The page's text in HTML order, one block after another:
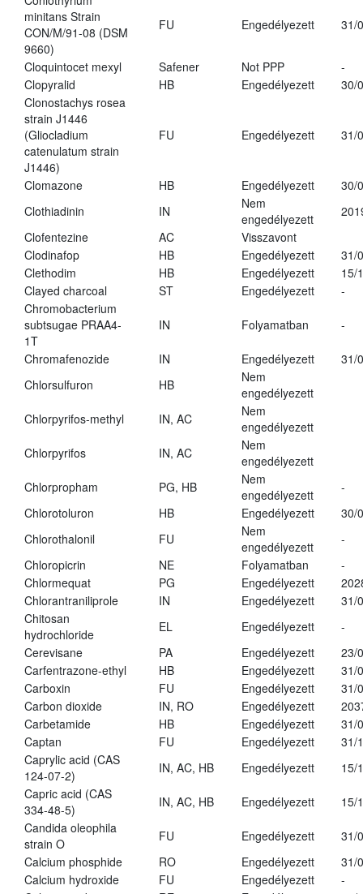
minitans Strain
CON/M/91-08 (DSM
9660)
FU Engedélyezett 31/
Cloquintocet mexyl Safener Not PPP
-
Clopyralid
HB Engedélyezett
30/
Clonostachys rosea
strain J1446
(Gliocladium
catenulatum strain
J1446)
FU Engedélyezett 31/
Clomazone HB Engedélyezett
30/
Clothiadinin
IN
Nem
engedélyezett
Clofentezine
AC
Visszavont
Clodinafop
HB Engedélyezett
31/
Clethodim
HB Engedélyezett
15/
Clayed charcoal
ST Engedélyezett
-
Chromobacterium
subtsugae PRAA4-
1T
IN Folyamatban -
Chromafenozide IN Engedélyezett
31/
Chlorsulfuron
HB
Nem
engedélyezett
Chlorpyrifos-methyl
IN, AC
Nem
engedélyezett
Chlorpyrifos
IN, AC
Nem
engedélyezett
Chlorpropham
PG, HB
Nem
engedélyezett
-
Chlorotoluron
HB Engedélyezett
30/
Chlorothalonil
FU
Nem
engedélyezett
-
Chloropicrin
NE Folyamatban
-
Chlormequat
PG Engedélyezett
Chlorantraniliprole
IN Engedélyezett
31/
Chitosan
hydrochloride
EL Engedélyezett
-
Cerevisane
PA Engedélyezett
23/
Carfentrazone-ethyl
HB Engedélyezett
31/
Carboxin
FU Engedélyezett
31/
Carbon dioxide
IN, RO Engedélyezett
Carbetamide
HB Engedélyezett
31/
Captan
FU Engedélyezett
31/
Caprylic acid (CAS
124-07-2)
IN, AC, HB Engedélyezett
15/
Capric acid (CAS
334-48-5)
IN, AC, HB Engedélyezett
15/
Candida oleophila
strain O
FU Engedélyezett
31/
Calcium phosphide
RO Engedélyezett
31/
Calcium hydroxide
FU Engedélyezett
-